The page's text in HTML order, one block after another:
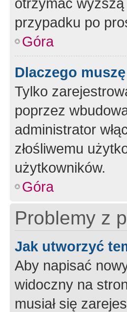
przypadku po
Góra
Dlaczego
Tylko
poprzez
administrator
złośliwemu
użytkowników.
Góra
Problemy z
Jak utworzyć
Aby napisać
widoczny na
musiał się